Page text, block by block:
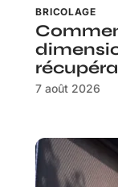
BRICOLAGE
7 août 2026